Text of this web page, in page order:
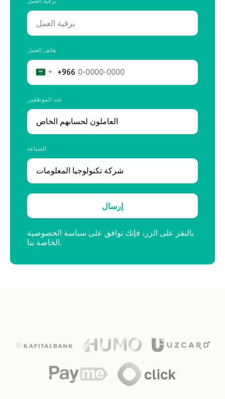
هاتف العمل
+966
عدد الموظفين
الصناعة
إرسال
بالنقر على الزر، فإنك توافق على سياسة الخصوصية
الخاصة بنا.